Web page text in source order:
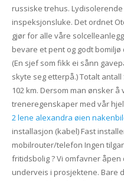
russiske trehus. Lydisolerende
inspeksjonsluke. Det ordnet
gjør for alle våre
bevare et pent og godt
(En sjef som fikk ei sånn
skyte seg etterpå.) Totalt
102 km. Dersom man ønsker
treneregenskaper med vår
2 lene alexandra øien
installasjon (kabel) Fast
mobilrouter/telefon Ingen
fritidsbolig ? Vi omfavner
underveis i prosjektene. Bare